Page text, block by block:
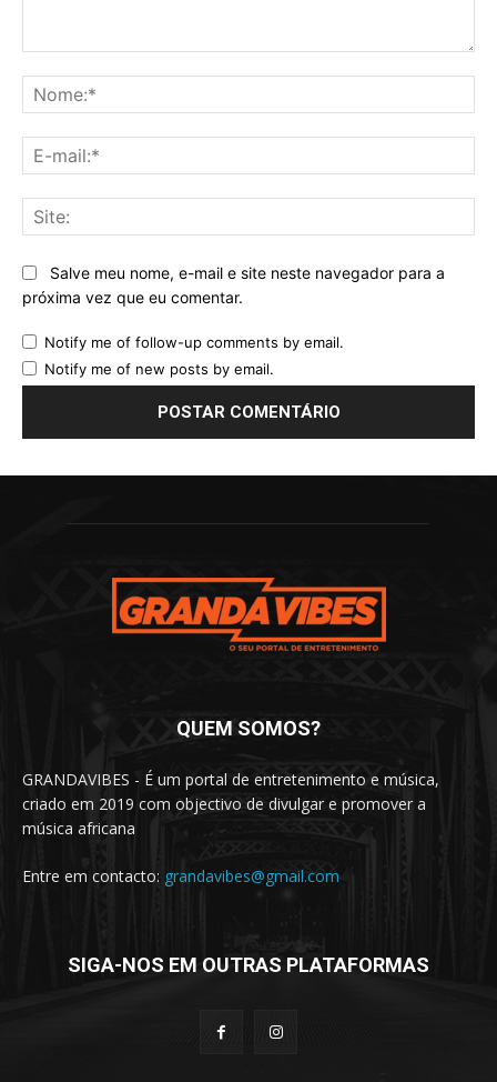
Salve meu nome, e-mail e site neste navegador para a
próxima vez que eu comentar.
Notify me of follow-up comments by email.
Notify me of new posts by email.
QUEM SOMOS?
GRANDAVIBES - É um portal de entretenimento e música,
criado em 2019 com objectivo de divulgar e promover a
música africana
Entre em contacto: grandavibes@gmail.com
SIGA-NOS EM OUTRAS PLATAFORMAS